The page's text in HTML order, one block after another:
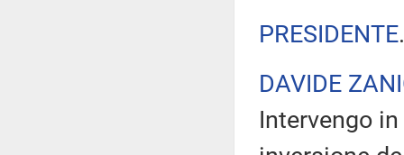
PRESIDENTE
DAVIDE
Intervengo